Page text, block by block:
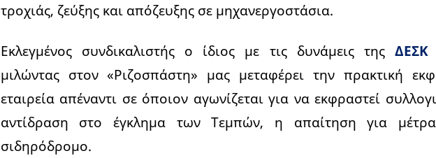
τροχιάς, ζεύξης και απόζευξης σε μηχανεργοστάσια.
Εκλεγμένος συνδικαλιστής ο ίδιος με τις δυνάμεις τηςΔΕΣΚ
μιλώντας στον «Ριζοσπάστη» μας μεταφέρει την πρακτική
εταιρεία απέναντι σε όποιον αγωνίζεται για να εκφραστεί
αντίδραση στο έγκλημα των Τεμπών, η απαίτηση για
σιδηρόδρομο.